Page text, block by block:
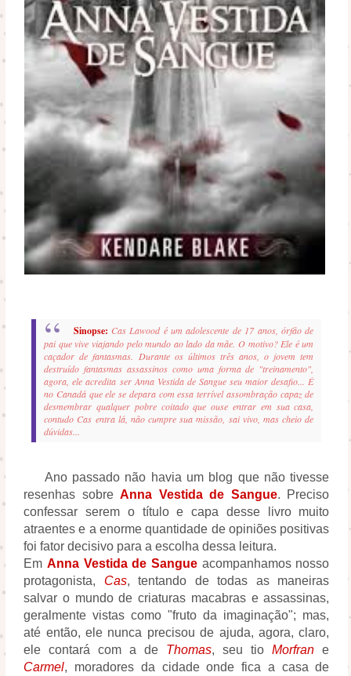
Sinopse: Cas Lawood é um adolescente de 17 anos, órfão de
pai que vive viajando pelo mundo ao lado da mãe. O motivo? Ele é um
caçador de fantasmas. Durante os últimos três anos, o jovem tem
destruído fantasmas assassinos como uma forma de "treinamento",
agora, ele acredita ser Anna Vestida de Sangue seu maior desafio... É
no Canadá que ele se depara com essa terrível assombração capaz de
desmembrar qualquer pobre coitado que ouse entrar em sua casa,
contudo Cas entra lá, não cumpre sua missão, sai vivo, mas cheio de
dúvidas...
Ano passado não havia um blog que não tivesse
resenhas sobreAnna Vestida de Sangue. Preciso
confessar serem o título e capa desse livro muito
atraentes e a enorme quantidade de opiniões positivas
foi fator decisivo para a escolha dessa leitura.
Em Anna Vestida de Sangueacompanhamos nosso
protagonista, Cas, tentando de todas as maneiras
salvar o mundo de criaturas macabras e assassinas,
geralmente vistas como "fruto da imaginação"; mas,
até então, ele nunca precisou de ajuda, agora, claro,
ele contará com a de Thomas, seu tioMorfran e
Carmel, moradores da cidade onde fica a casa de